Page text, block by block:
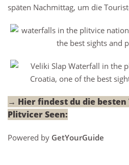
späten Nachmittag, um die
→ Hier findest du die besten
Plitvicer Seen:
Powered by GetYourGuide